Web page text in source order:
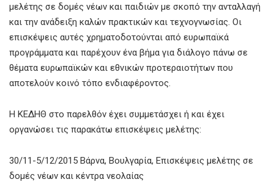
μελέτης σε δομές νέων και παιδιών με σκοπό την ανταλλαγή
και την ανάδειξη καλών πρακτικών και τεχνογνωσίας. Οι
επισκέψεις αυτές χρηματοδοτούνται από ευρωπαϊκά
προγράμματα και παρέχουν ένα βήμα για διάλογο πάνω σε
θέματα ευρωπαϊκών και εθνικών προτεραιοτήτων που
αποτελούν κοινό τόπο ενδιαφέροντος.
Η ΚΕΔΗΘ στο παρελθόν έχει συμμετάσχει ή και έχει
οργανώσει τις παρακάτω επισκέψεις μελέτης:
30/11-5/12/2015 Βάρνα, Βουλγαρία, Επισκέψεις μελέτης σε
δομές νέων και κέντρα νεολαίας